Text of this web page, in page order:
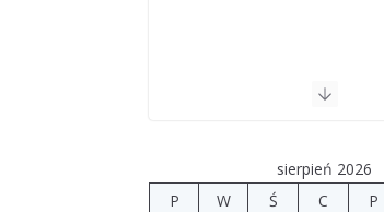
sierpień 2026
P
W Ś C P